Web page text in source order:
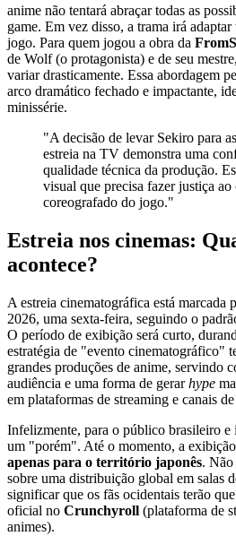
anime não tentará abraçar todas as
game. Em vez disso, a trama irá adaptar
jogo. Para quem jogou a obra da
de Wolf (o protagonista) e de seu
variar drasticamente. Essa abordagem
arco dramático fechado e impactante,
minissérie.
"A decisão de levar Sekiro para
estreia na TV demonstra uma
qualidade técnica da produção.
visual que precisa fazer justiça ao
coreografado do jogo."
Estreia nos cinemas:
acontece?
A estreia cinematográfica está marcada
2026, uma sexta-feira, seguindo o
O período de exibição será curto,
estratégia de "evento cinematográfico"
grandes produções de anime, servindo
audiência e uma forma de gerarhype
em plataformas de streaming e canais
Infelizmente, para o público brasileiro e
um "porém". Até o momento, a
apenas para o território japonês.
sobre uma distribuição global em salas
significar que os fãs ocidentais terão
oficial no Crunchyroll (plataforma de
animes).